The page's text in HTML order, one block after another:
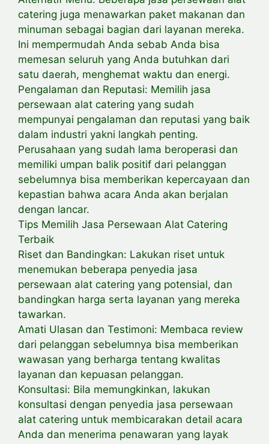
catering juga menawarkan paket makanan dan
minuman sebagai bagian dari layanan mereka.
Ini mempermudah Anda sebab Anda bisa
memesan seluruh yang Anda butuhkan dari
satu daerah, menghemat waktu dan energi.
Pengalaman dan Reputasi: Memilih jasa
persewaan alat catering yang sudah
mempunyai pengalaman dan reputasi yang baik
dalam industri yakni langkah penting.
Perusahaan yang sudah lama beroperasi dan
memiliki umpan balik positif dari pelanggan
sebelumnya bisa memberikan kepercayaan dan
kepastian bahwa acara Anda akan berjalan
dengan lancar.
Tips Memilih Jasa Persewaan Alat Catering
Terbaik
Riset dan Bandingkan: Lakukan riset untuk
menemukan beberapa penyedia jasa
persewaan alat catering yang potensial, dan
bandingkan harga serta layanan yang mereka
tawarkan.
Amati Ulasan dan Testimoni: Membaca review
dari pelanggan sebelumnya bisa memberikan
wawasan yang berharga tentang kwalitas
layanan dan kepuasan pelanggan.
Konsultasi: Bila memungkinkan, lakukan
konsultasi dengan penyedia jasa persewaan
alat catering untuk membicarakan detail acara
Anda dan menerima penawaran yang layak